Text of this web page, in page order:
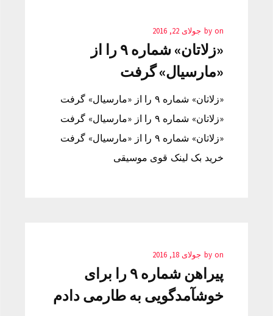
by on جولای 22, 2016
«زلاتان» شماره ۹ را از
«مارسیال» گرفت
«زلاتان» شماره ۹ را از «مارسیال» گرفت
«زلاتان» شماره ۹ را از «مارسیال» گرفت
«زلاتان» شماره ۹ را از «مارسیال» گرفت
خرید بک لینک قوی موسیقی
by on جولای 18, 2016
پیراهن شماره ۹ را برای
خوشآمدگویی به طارمی دادم